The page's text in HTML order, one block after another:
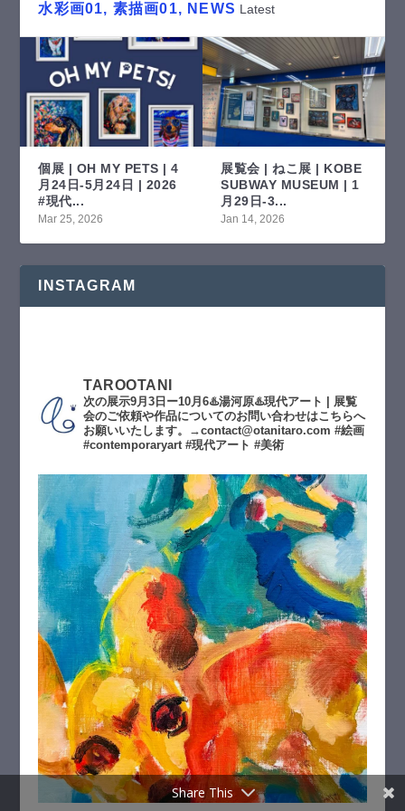
水彩画01, 素描画01, NEWS Latest
個展 | OH MY PETS | 4
月24日-5月24日 | 2026
#現代...
Mar 25, 2026
展覧会 | ねこ展 | KOBE
SUBWAY MUSEUM | 1
月29日-3...
Jan 14, 2026
INSTAGRAM
TAROOTANI
次の展示9月3日ー10月6♨️湯河原♨️現代アート | 展覧
会のご依頼や作品についてのお問い合わせはこちらへ
お願いいたします。→contact@otanitaro.com #絵画
#contemporaryart #現代アート #美術
Share This